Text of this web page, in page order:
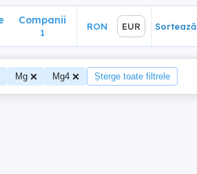
Companii
1
RON EUR Sortează
Mg Mg4 Șterge toate filtrele